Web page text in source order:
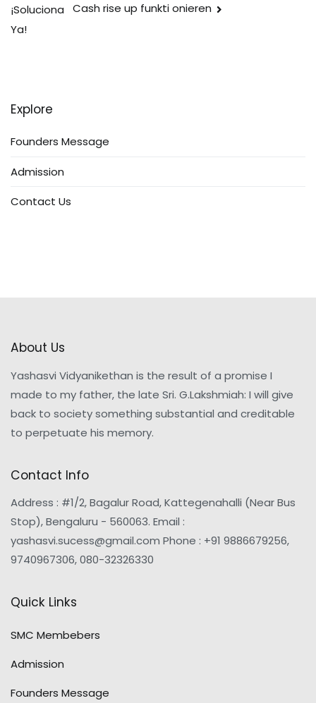
¡Soluciona
Ya!
Cash rise up funkti onieren
Explore
Founders Message
Admission
Contact Us
About Us
Yashasvi Vidyanikethan is the result of a promise I
made to my father, the late Sri. G.Lakshmiah: I will give
back to society something substantial and creditable
to perpetuate his memory.
Contact Info
Address : #1/2, Bagalur Road, Kattegenahalli (Near Bus
Stop), Bengaluru - 560063. Email :
yashasvi.sucess@gmail.com Phone : +91 9886679256,
9740967306, 080-32326330
Quick Links
SMC Membebers
Admission
Founders Message